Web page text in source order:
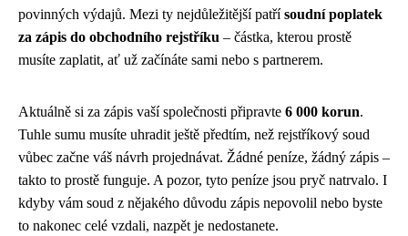
povinných výdajů. Mezi ty nejdůležitější patřísoudní poplatek
za zápis do obchodního rejstříku – částka, kterou prostě
musíte zaplatit, ať už začínáte sami nebo s partnerem.
Aktuálně si za zápis vaší společnosti připravte 6 000 korun.
Tuhle sumu musíte uhradit ještě předtím, než rejstříkový soud
vůbec začne váš návrh projednávat. Žádné peníze, žádný zápis –
takto to prostě funguje. A pozor, tyto peníze jsou pryč natrvalo. I
kdyby vám soud z nějakého důvodu zápis nepovolil nebo byste
to nakonec celé vzdali, nazpět je nedostanete.